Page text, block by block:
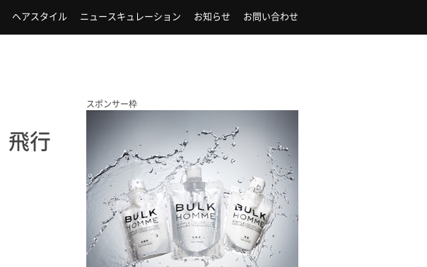
ヘアスタイル ニュースキュレーション お知らせ お問い合わせ
飛行
スポンサー枠